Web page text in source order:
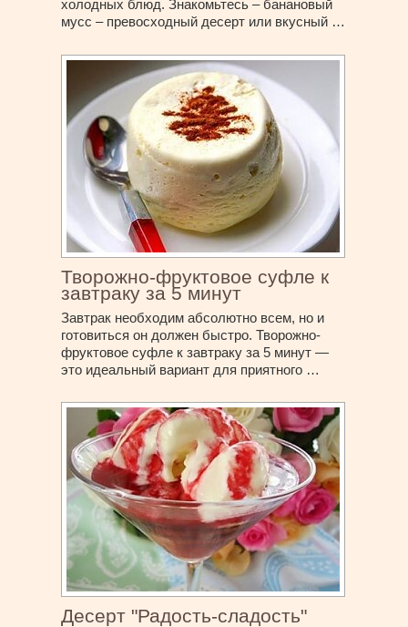
холодных блюд. Знакомьтесь – банановый
мусс – превосходный десерт или вкусный …
Творожно-фруктовое суфле к
завтраку за 5 минут
Завтрак необходим абсолютно всем, но и
готовиться он должен быстро. Творожно-
фруктовое суфле к завтраку за 5 минут —
это идеальный вариант для приятного …
Десерт "Радость-сладость"